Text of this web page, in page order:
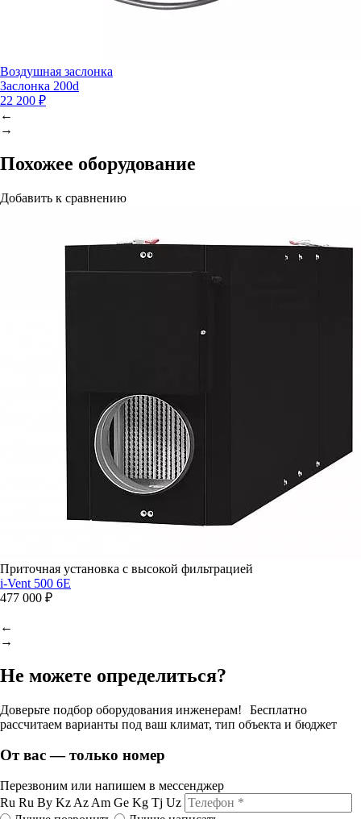
Воздушная заслонка
Заслонка 200d
22 200 ₽
←
→
Похожее оборудование
Добавить к сравнению
Приточная установка с высокой фильтрацией
i-Vent 500 6E
477 000 ₽
←
→
Не можете определиться?
Доверьте подбор оборудования инженерам! Бесплатно
рассчитаем варианты под ваш климат, тип объекта и бюджет
От вас — только номер
Перезвоним или напишем в мессенджер
Ru Ru By Kz Az Am Ge Kg Tj Uz